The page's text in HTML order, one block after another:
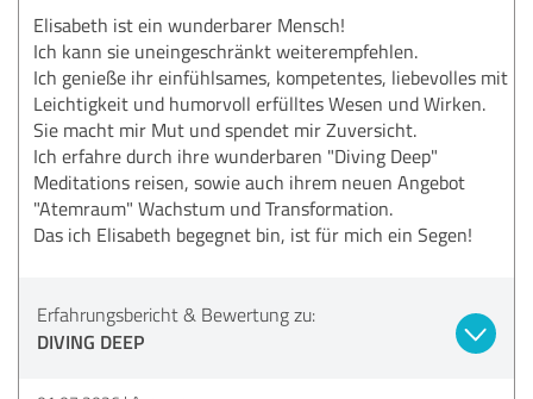
Elisabeth ist ein wunderbarer Mensch!
Ich kann sie uneingeschränkt weiterempfehlen.
Ich genieße ihr einfühlsames, kompetentes, liebevolles mit
Leichtigkeit und humorvoll erfülltes Wesen und Wirken.
Sie macht mir Mut und spendet mir Zuversicht.
Ich erfahre durch ihre wunderbaren "Diving Deep"
Meditations reisen, sowie auch ihrem neuen Angebot
"Atemraum" Wachstum und Transformation.
Das ich Elisabeth begegnet bin, ist für mich ein Segen!
Erfahrungsbericht & Bewertung zu:
DIVING DEEP